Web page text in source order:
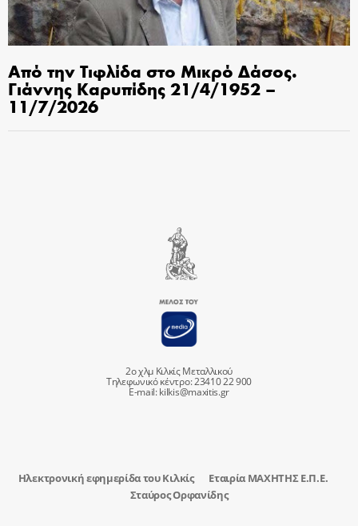
Από την Τιφλίδα στο Μικρό Δάσος.
Γιάννης Καρυπίδης 21/4/1952 –
11/7/2026
2ο χλμ Κιλκίς Μεταλλικού
Τηλεφωνικό κέντρο: 23410 22 900
E-mail:kilkis@maxitis.gr
Ηλεκτρονική εφημερίδα του Κιλκίς
Εταιρία ΜΑΧΗΤΗΣ Ε.Π.Ε.
Σταύρος Ορφανίδης